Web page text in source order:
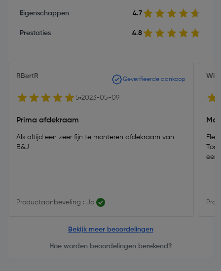
Eigenschappen 4.7
Prestaties 4.8
RBertR Geverifieerde aankoop
5 2023-05-09
Prima afdekraam
Als altijd een zeer fijn te monteren afdekraam van
B&J
Productaanbeveling : Ja
een
Bekijk meer beoordelingen
Hoe worden beoordelingen berekend?